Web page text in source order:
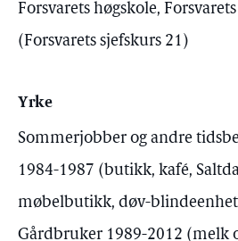
Forsvarets høgskole,
(Forsvarets sjefskurs 21)
Yrke
Sommerjobber og andre
1984-1987 (butikk, kafé,
møbelbutikk, døv-
Gårdbruker 1989-2012 (melk